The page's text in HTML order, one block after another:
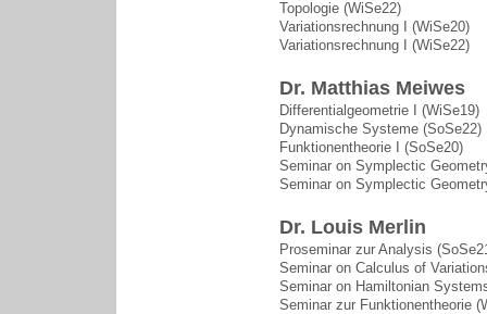
Topologie (WiSe22)
Variationsrechnung I (WiSe20)
Variationsrechnung I (WiSe22)
Dr. Matthias Meiwes
Differentialgeometrie I (WiSe19)
Dynamische Systeme (SoSe22)
Funktionentheorie I (SoSe20)
Seminar on Symplectic
Seminar on Symplectic
Dr. Louis Merlin
Proseminar zur Analysis
Seminar on Calculus of
Seminar on Hamiltonian
Seminar zur Funktionentheorie